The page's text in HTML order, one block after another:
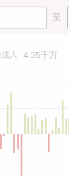
至
入 4.35千万